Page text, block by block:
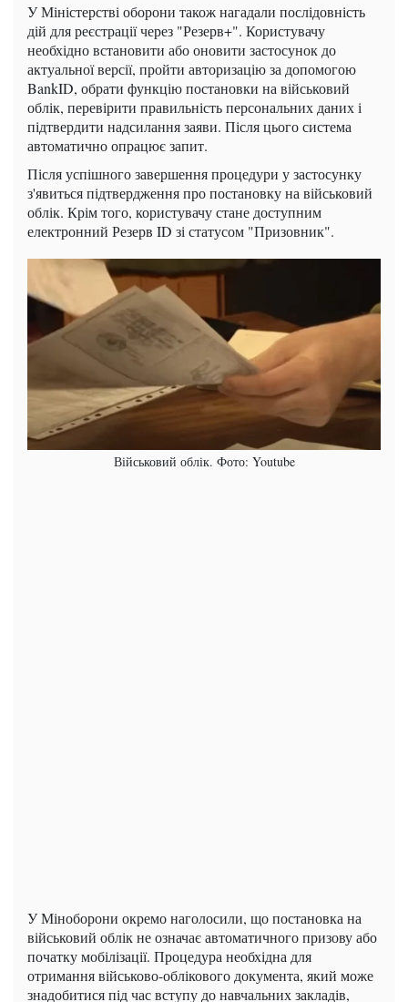
У Міністерстві оборони також нагадали послідовність
дій для реєстрації через "Резерв+". Користувачу
необхідно встановити або оновити застосунок до
актуальної версії, пройти авторизацію за допомогою
BankID, обрати функцію постановки на військовий
облік, перевірити правильність персональних даних і
підтвердити надсилання заяви. Після цього система
автоматично опрацює запит.
Після успішного завершення процедури у застосунку
з'явиться підтвердження про постановку на військовий
облік. Крім того, користувачу стане доступним
електронний Резерв ID зі статусом "Призовник".
Військовий облік. Фото: Youtube
У Міноборони окремо наголосили, що постановка на
військовий облік не означає автоматичного призову або
початку мобілізації. Процедура необхідна для
отримання військово-облікового документа, який може
знадобитися під час вступу до навчальних закладів,